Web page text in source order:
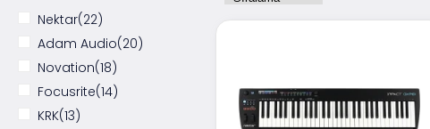
Nektar(22)
Adam Audio(20)
Novation(18)
Focusrite(14)
KRK(13)